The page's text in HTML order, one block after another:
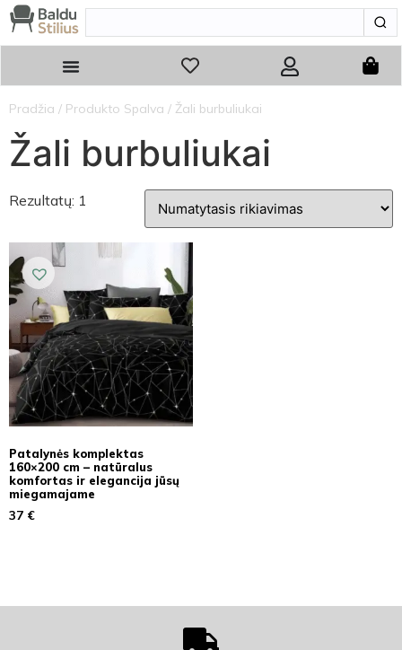
Pradžia / Produkto Spalva / Žali burbuliukai
Žali burbuliukai
Rezultatų: 1
Patalynės komplektas
160×200 cm – natūralus
komfortas ir elegancija jūsų
miegamajame
37 €